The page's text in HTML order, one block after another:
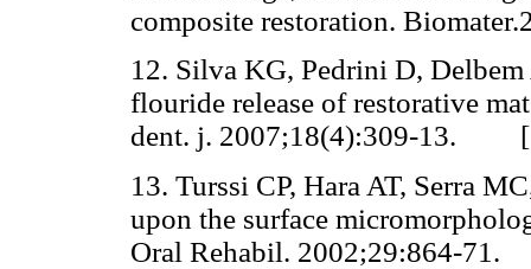
composite restoration.
12. Silva KG, Pedrini D,
flouride release of restorative
dent. j. 2007;18(4):309-13.
13. Turssi CP, Hara AT, Serra
upon the surface
Oral Rehabil. 2002;29:864-